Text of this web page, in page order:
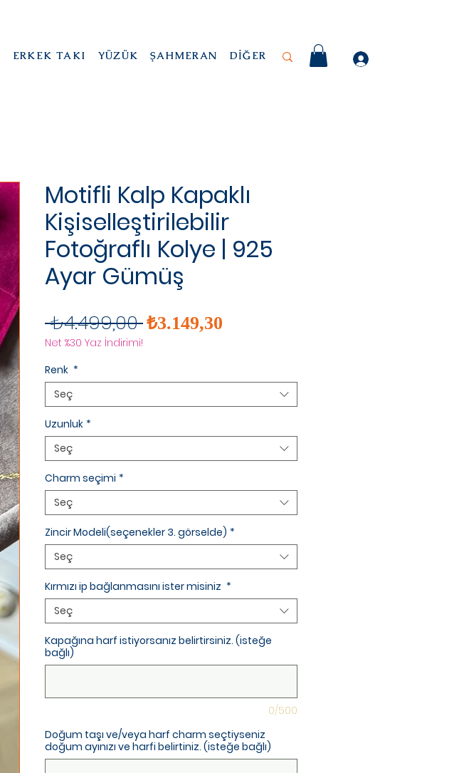
ERKEK TAKI YÜZÜK ŞAHMERAN DİĞER
Motifli Kalp Kapaklı
Kişiselleştirilebilir
Fotoğraflı Kolye | 925
Ayar Gümüş
₺4.499,00 Normal
₺3.149,30
Net %30 Yaz İndirimi!
Renk *
Seç
Uzunluk *
Seç
Charm seçimi *
Seç
Zincir Modeli(seçenekler 3. görselde) *
Seç
Kırmızı ip bağlanmasını ister misiniz *
Seç
Kapağına harf istiyorsanız belirtirsiniz. (isteğe
bağlı)
0/500
Doğum taşı ve/veya harf charm seçtiyseniz
doğum ayınızı ve harfi belirtiniz. (isteğe bağlı)